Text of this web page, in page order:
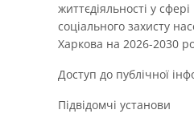
життєдіяльності у сфері
соціального захисту
Харкова на 2026-2030
Доступ до публічної
Підвідомчі установи